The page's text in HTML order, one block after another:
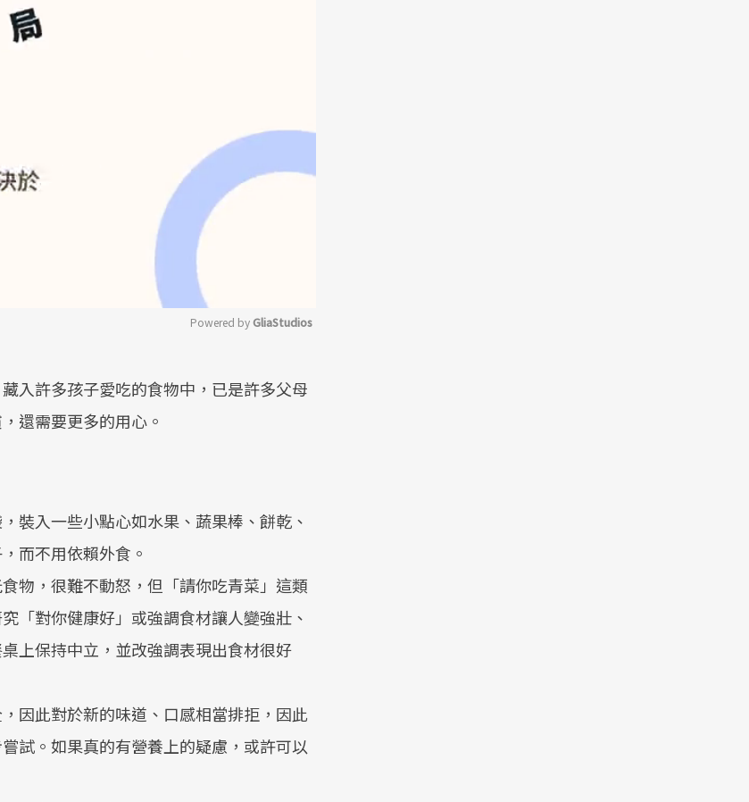
Powered by GliaStudios
入許多孩子愛吃的食物中，已是許多父母
還需要更多的用心。
裝入一些小點心如水果、蔬果棒、餅乾、
而不用依賴外食。
物，很難不動怒，但「請你吃青菜」這類
「對你健康好」或強調食材讓人變強壯、
上保持中立，並改強調表現出食材很好
因此對於新的味道、口感相當排拒，因此
試。如果真的有營養上的疑慮，或許可以